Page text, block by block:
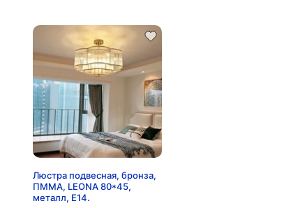
Люстра подвесная, бронза,
ПММА, LEONA 80*45,
металл, E14.